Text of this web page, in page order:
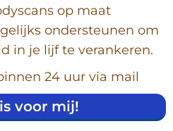
op maat
ondersteunen om
in je lijf te verankeren.
24 uur via mail
voor mij!